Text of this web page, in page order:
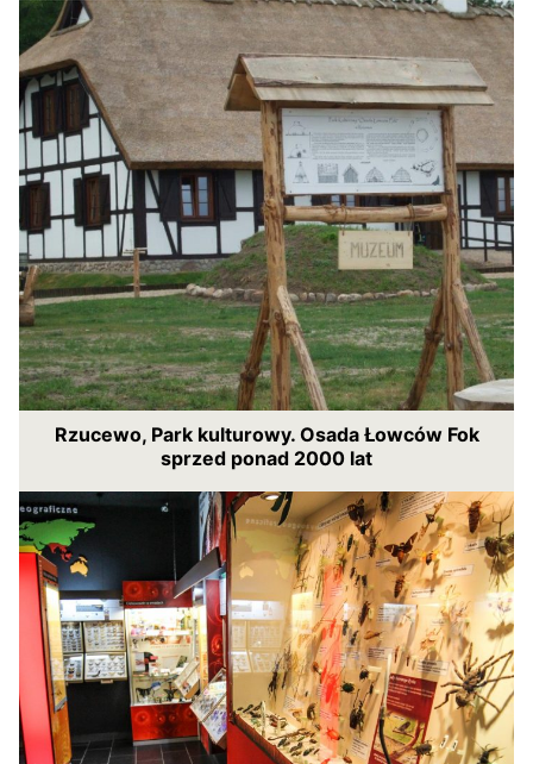
Rzucewo, Park kulturowy. Osada Łowców Fok
sprzed ponad 2000 lat